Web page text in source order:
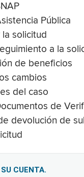
Pública
solicitud
a la
de beneficios
cambios
del caso
de
devolución de
CUENTA.